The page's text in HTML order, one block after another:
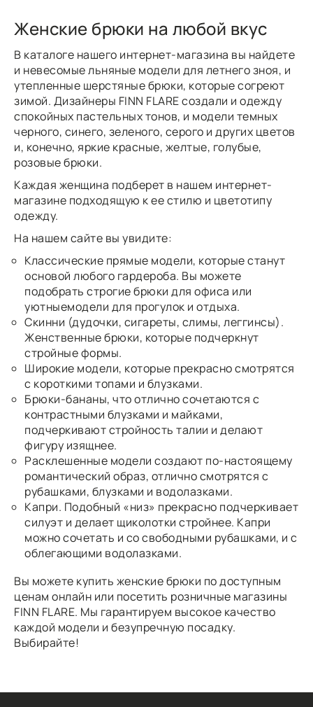
Женские брюки на любой вкус
В каталоге нашего интернет-магазина вы найдете
и невесомые льняные модели для летнего зноя, и
утепленные шерстяные брюки, которые согреют
зимой. Дизайнеры FINN FLARE создали и одежду
спокойных пастельных тонов, и модели темных
черного, синего, зеленого, серого и других цветов
и, конечно, яркие красные, желтые, голубые,
розовые брюки.
Каждая женщина подберет в нашем интернет-
магазине подходящую к ее стилю и цветотипу
одежду.
На нашем сайте вы увидите:
Классические прямые модели, которые станут
основой любого гардероба. Вы можете
подобрать строгие брюки для офиса или
уютныемодели для прогулок и отдыха.
Скинни (дудочки, сигареты, слимы, леггинсы).
Женственные брюки, которые подчеркнут
стройные формы.
Широкие модели, которые прекрасно смотрятся
с короткими топами и блузками.
Брюки-бананы, что отлично сочетаются с
контрастными блузками и майками,
подчеркивают стройность талии и делают
фигуру изящнее.
Расклешенные модели создают по-настоящему
романтический образ, отлично смотрятся с
рубашками, блузками и водолазками.
Капри. Подобный «низ» прекрасно подчеркивает
силуэт и делает щиколотки стройнее. Капри
можно сочетать и со свободными рубашками, и с
облегающими водолазками.
Вы можете купить женские брюки по доступным
ценам онлайн или посетить розничные магазины
FINN FLARE. Мы гарантируем высокое качество
каждой модели и безупречную посадку.
Выбирайте!